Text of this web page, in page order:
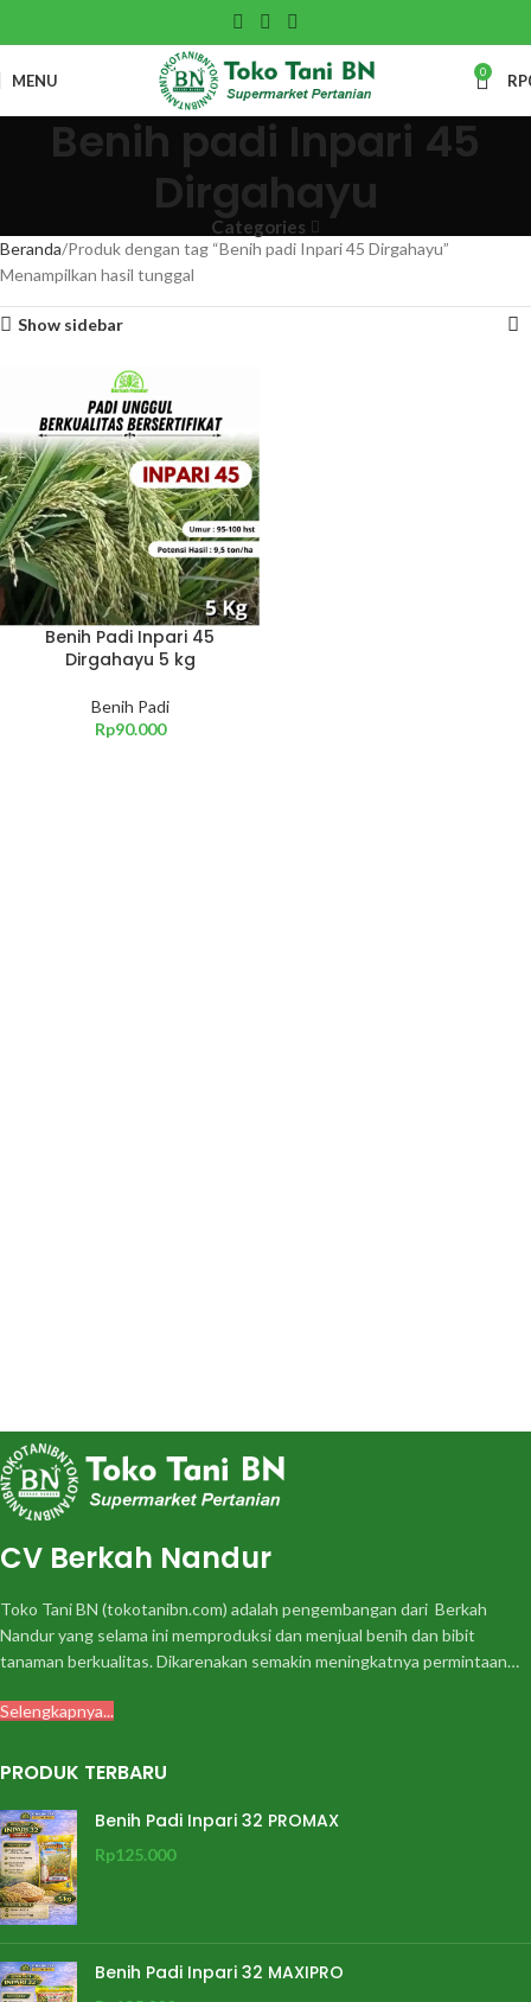
MENU 0 RP
Benih padi Inpari 45
Dirgahayu
Categories
Beranda Produk dengan tag “Benih padi Inpari 45 Dirgahayu”
Menampilkan hasil tunggal
Show sidebar
Benih Padi Inpari 45
Dirgahayu 5 kg
Benih Padi
Rp90.000
CV Berkah Nandur
Toko Tani BN (tokotanibn.com) adalah pengembangan dari Berkah
Nandur yang selama ini memproduksi dan menjual benih dan bibit
tanaman berkualitas. Dikarenakan semakin meningkatnya permintaan…
Selengkapnya...
PRODUK TERBARU
Benih Padi Inpari 32 PROMAX
Rp125.000
Benih Padi Inpari 32 MAXIPRO